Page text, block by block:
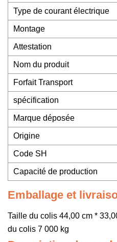
Type de courant électrique
Montage
Attestation
Nom du produit
Forfait Transport
spécification
Marque déposée
Origine
Code SH
Capacité de production
Emballage et
Taille du colis 44,00 cm *
du colis 7 000 kg